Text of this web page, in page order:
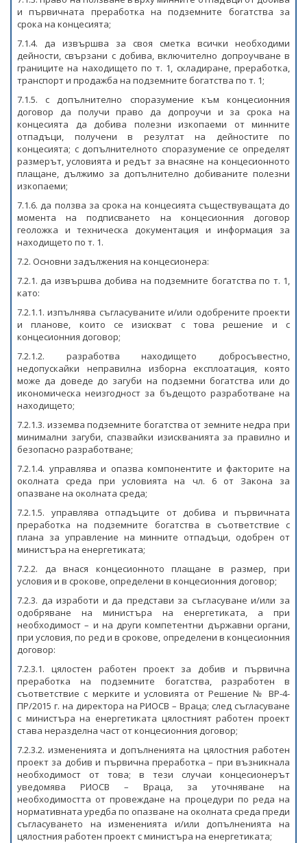
и първичната преработка на подземните богатства за
срока на концесията;
7.1.4. да извършва за своя сметка всички необходими
дейности, свързани с добива, включително допроучване в
границите на находището по т. 1, складиране, преработка,
транспорт и продажба на подземните богатства по т. 1;
7.1.5. с допълнително споразумение към концесионния
договор да получи право да допроучи и за срока на
концесията да добива полезни изкопаеми от минните
отпадъци, получени в резултат на дейностите по
концесията; с допълнителното споразумение се определят
размерът, условията и редът за внасяне на концесионното
плащане, дължимо за допълнително добиваните полезни
изкопаеми;
7.1.6. да ползва за срока на концесията съществуващата до
момента на подписването на концесионния договор
геоложка и техническа документация и информация за
находището по т. 1.
7.2. Основни задължения на концесионера:
7.2.1. да извършва добива на подземните богатства по т. 1,
като:
7.2.1.1. изпълнява съгласуваните и/или одобрените проекти
и планове, които се изискват с това решение и с
концесионния договор;
7.2.1.2. разработва находището добросъвестно,
недопускайки неправилна изборна експлоатация, която
може да доведе до загуби на подземни богатства или до
икономическа неизгодност за бъдещото разработване на
находището;
7.2.1.3. изземва подземните богатства от земните недра при
минимални загуби, спазвайки изискванията за правилно и
безопасно разработване;
7.2.1.4. управлява и опазва компонентите и факторите на
околната среда при условията на чл. 6 от Закона за
опазване на околната среда;
7.2.1.5. управлява отпадъците от добива и първичната
преработка на подземните богатства в съответствие с
плана за управление на минните отпадъци, одобрен от
министъра на енергетиката;
7.2.2. да внася концесионното плащане в размер, при
условия и в срокове, определени в концесионния договор;
7.2.3. да изработи и да представи за съгласуване и/или за
одобряване на министъра на енергетиката, а при
необходимост – и на други компетентни държавни органи,
при условия, по ред и в срокове, определени в концесионния
договор:
7.2.3.1. цялостен работен проект за добив и първична
преработка на подземните богатства, разработен в
съответствие с мерките и условията от Решение № ВР-4-
ПР/2015 г. на директора на РИОСВ – Враца; след съгласуване
с министъра на енергетиката цялостният работен проект
става неразделна част от концесионния договор;
7.2.3.2. измененията и допълненията на цялостния работен
проект за добив и първична преработка – при възникнала
необходимост от това; в тези случаи концесионерът
уведомява РИОСВ – Враца, за уточняване на
необходимостта от провеждане на процедури по реда на
нормативната уредба по опазване на околната среда преди
съгласуването на измененията и/или допълненията на
цялостния работен проект с министъра на енергетиката;